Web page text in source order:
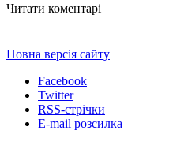
Читати коментарі
Повна версія сайту
Facebook
Twitter
RSS-стрічки
E-mail розсилка